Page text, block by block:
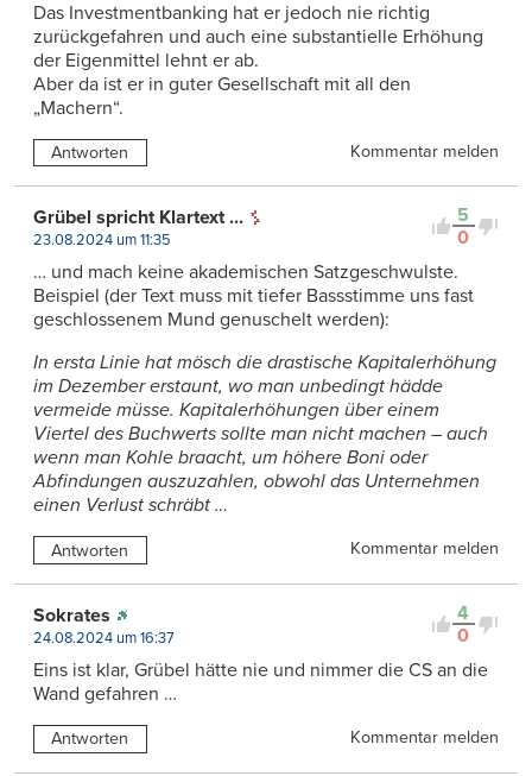
Das Investmentbanking hat er jedoch nie richtig
zurückgefahren und auch eine substantielle Erhöhung
der Eigenmittel lehnt er ab.
Aber da ist er in guter Gesellschaft mit all den
„Machern“.
Antworten Kommentar melden
5
0
Grübel spricht Klartext ...
23.08.2024 um 11:35
… und mach keine akademischen Satzgeschwulste.
Beispiel (der Text muss mit tiefer Bassstimme uns fast
geschlossenem Mund genuschelt werden):
In ersta Linie hat mösch die drastische Kapitalerhöhung
im Dezember erstaunt, wo man unbedingt hädde
vermeide müsse. Kapitalerhöhungen über einem
Viertel des Buchwerts sollte man nicht machen – auch
wenn man Kohle braacht, um höhere Boni oder
Abfindungen auszuzahlen, obwohl das Unternehmen
einen Verlust schräbt …
Antworten Kommentar melden
4
0
Sokrates
24.08.2024 um 16:37
Eins ist klar, Grübel hätte nie und nimmer die CS an die
Wand gefahren …
Antworten Kommentar melden